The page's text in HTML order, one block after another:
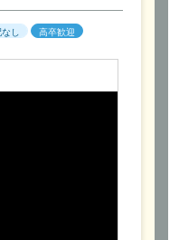
し 高卒歓迎